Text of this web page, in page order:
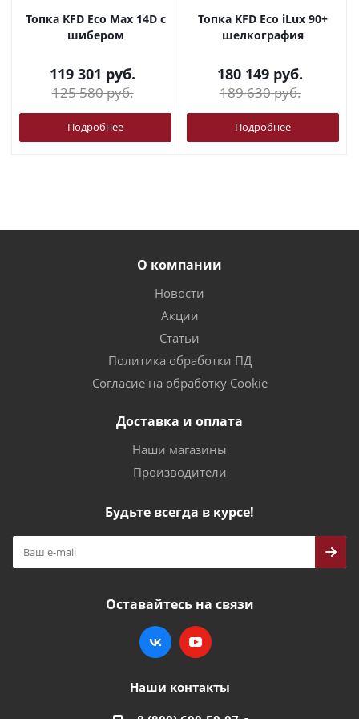
Топка KFD Eco Max 14D с
шибером
119 301 руб.
125 580руб.
Подробнее
Топка KFD Eco iLux 90+
шелкография
180 149 руб.
189 630руб.
Подробнее
О компании
Новости
Акции
Статьи
Политика обработки ПД
Согласие на обработку Cookie
Доставка и оплата
Наши магазины
Производители
Будьте всегда в курсе!
Оставайтесь на связи
Наши контакты